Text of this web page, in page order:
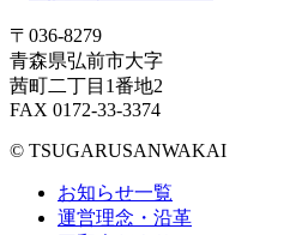
〒036-8279
青森県弘前市大字
茜町二丁目1番地2
FAX 0172-33-3374
© TSUGARUSANWAKAI
お知らせ一覧
運営理念・沿革